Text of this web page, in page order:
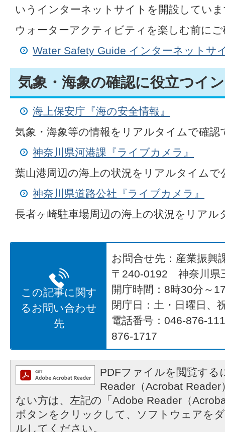
いうインターネットサイトを開設してい
ウォーターアクティビティを楽しむ前に
Water Safety Guide インターネットサ
気象・海象の確認に役立つイ
海上保安庁『海の安全情報』
気象・海象等の情報をリアルタイムで確認
神奈川県河港課『ライブカメラ』
葉山港周辺の海上の状況をリアルタイムで
神奈川県道路公社『ライブカメラ』
長者ヶ崎駐車場周辺の海上の状況をリア
この記事に関す
るお問い合わせ
先
お問合せ先：産業振興
〒240-0192 神奈川県
開庁時間：8時30分～
閉庁日：土・日曜日、
電話番号：046-876-
876-1717
PDFファイルを閲覧する
Reader（Acrobat
ない方は、左記の「Adobe Reader（
ボタンをクリックして、ソフトウェアを
ルしてください。